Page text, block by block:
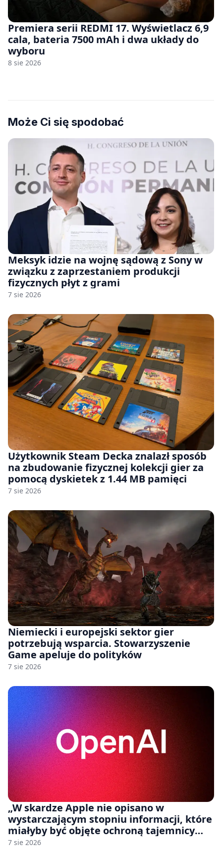
Premiera serii REDMI 17. Wyświetlacz 6,9
cala, bateria 7500 mAh i dwa układy do
wyboru
8 sie 2026
Może Ci się spodobać
Meksyk idzie na wojnę sądową z Sony w
związku z zaprzestaniem produkcji
fizycznych płyt z grami
7 sie 2026
Użytkownik Steam Decka znalazł sposób
na zbudowanie fizycznej kolekcji gier za
pomocą dyskietek z 1.44 MB pamięci
7 sie 2026
Niemiecki i europejski sektor gier
potrzebują wsparcia. Stowarzyszenie
Game apeluje do polityków
7 sie 2026
„W skardze Apple nie opisano w
wystarczającym stopniu informacji, które
miałyby być objęte ochroną tajemnicy
handlowej”. OpenAI żąda odrzucenia
7 sie 2026